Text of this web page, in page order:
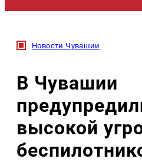
Новости Чувашии
В Чувашии
высокой